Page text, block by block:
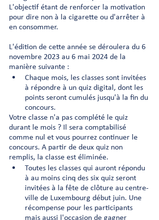
L'objectif étant de renforcer la motivation
pour dire non à la cigarette ou d'arrêter à
en consommer.
L'édition de cette année se déroulera du 6
novembre 2023 au 6 mai 2024 de la
manière suivante :
Chaque mois, les classes sont invitées
à répondre à un quiz digital, dont les
points seront cumulés jusqu'à la fin du
concours.
Votre classe n'a pas complété le quiz
durant le mois ? Il sera comptabilisé
comme nul et vous pourrez continuer le
concours. A partir de deux quiz non
remplis, la classe est éliminée.
Toutes les classes qui auront répondu
à au moins cinq des six quiz seront
invitées à la fête de clôture au centre-
ville de Luxembourg début juin. Une
récompense pour les participants
mais aussi l'occasion de gagner